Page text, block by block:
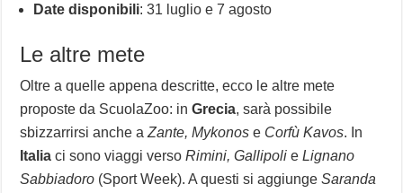
Date disponibili: 31 luglio e 7 agosto
Le altre mete
Oltre a quelle appena descritte, ecco le altre mete
proposte da ScuolaZoo: inGrecia, sarà possibile
sbizzarrirsi anche aZante, Mykonos e Corfù Kavos. In
Italia ci sono viaggi versoRimini, GallipolieLignano
Sabbiadoro (Sport Week). A questi si aggiungeSaranda